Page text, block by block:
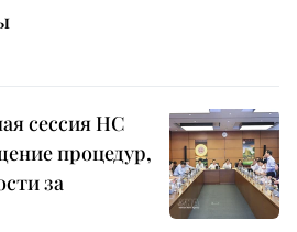
сессия НС
процедур,
за